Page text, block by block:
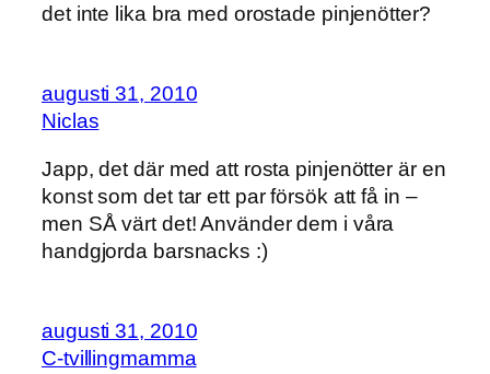
det inte lika bra med orostade pinjenötter?
augusti 31, 2010
Niclas
Japp, det där med att rosta pinjenötter är en
konst som det tar ett par försök att få in –
men SÅ värt det! Använder dem i våra
handgjorda barsnacks :)
augusti 31, 2010
C-tvillingmamma